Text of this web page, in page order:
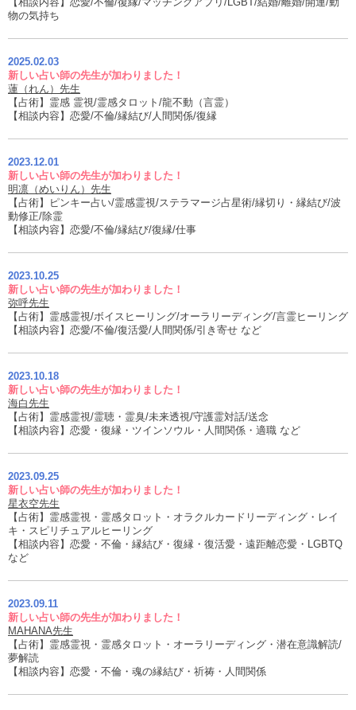
物の気持ち
2025.02.03
新しい占い師の先生が加わりました！
蓮（れん）先生
【占術】霊感 霊視/霊感タロット/龍不動（言霊）
【相談内容】恋愛/不倫/縁結び/人間関係/復縁
2023.12.01
新しい占い師の先生が加わりました！
明凛（めいりん）先生
【占術】ピンキー占い/霊感霊視/ステラマージ占星術/縁切り・縁結び/波
動修正/除霊
【相談内容】恋愛/不倫/縁結び/復縁/仕事
2023.10.25
新しい占い師の先生が加わりました！
弥呼先生
【占術】霊感霊視/ボイスヒーリング/オーラリーディング/言霊ヒーリング
【相談内容】恋愛/不倫/復活愛/人間関係/引き寄せ など
2023.10.18
新しい占い師の先生が加わりました！
海白先生
【占術】霊感霊視/霊聴・霊臭/未来透視/守護霊対話/送念
【相談内容】恋愛・復縁・ツインソウル・人間関係・適職 など
2023.09.25
新しい占い師の先生が加わりました！
星衣空先生
【占術】霊感霊視・霊感タロット・オラクルカードリーディング・レイ
キ・スピリチュアルヒーリング
【相談内容】恋愛・不倫・縁結び・復縁・復活愛・遠距離恋愛・LGBTQ
など
2023.09.11
新しい占い師の先生が加わりました！
MAHANA先生
【占術】霊感霊視・霊感タロット・オーラリーディング・潜在意識解読/
夢解読
【相談内容】恋愛・不倫・魂の縁結び・祈祷・人間関係